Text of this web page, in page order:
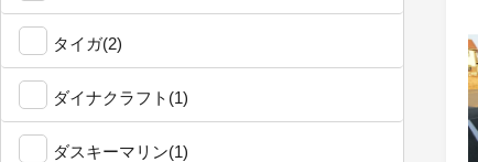
タイガ(2)
ダイナクラフト(1)
ダスキーマリン(1)